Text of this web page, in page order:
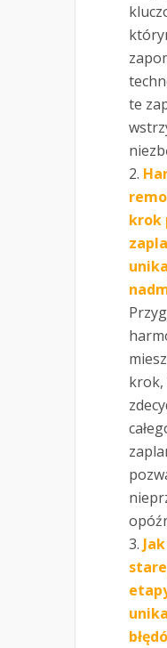
te
krok
krok,